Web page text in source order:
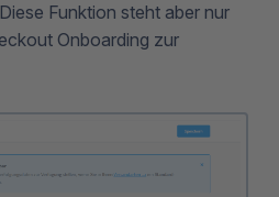
Funktion steht aber nur
Onboarding zur